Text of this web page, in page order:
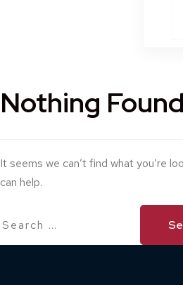
Nothing Found
It seems we can’t find what you’re
can help.